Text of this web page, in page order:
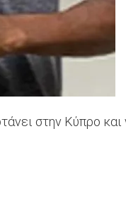
στην Κύπρο